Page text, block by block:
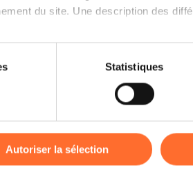
du site. Une description des
fonctionnalités (ex : lecture de
personnalisation de l’affichage
nécessaires.
Statistiques
Autoriser la sélection
et avec des
votre chiffre
prochain cycle de formation
et s'étalera jusqu’au 21 mai
Veuillez noter que la
cas d'intérêt, merci de
de la